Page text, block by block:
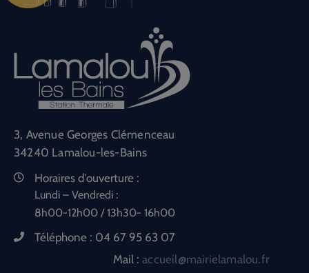
3, Avenue Georges Clémenceau
34240 Lamalou-les-Bains
Horaires d'ouverture :
Lundi – Vendredi :
8h00-12h00 / 13h30- 16h00
Téléphone : 04 67 95 63 07
Mail :accueil@mairielamalou.fr